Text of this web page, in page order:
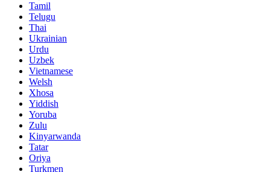
Tamil
Telugu
Thai
Ukrainian
Urdu
Uzbek
Vietnamese
Welsh
Xhosa
Yiddish
Yoruba
Zulu
Kinyarwanda
Tatar
Oriya
Turkmen